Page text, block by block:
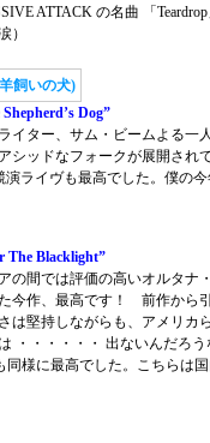
ATTACK の名曲 「
）
Dog”
イター、サム・ビームよる一
シッドなフォークが展開さ
ライヴも最高でした。僕の
Blacklight”
の間では評価の高いオルタナ
今作、最高です！ 前作から
は堅持しながらも、アメリカ
・・・・・・ 出ないんだろ
同様に最高でした。こちらは